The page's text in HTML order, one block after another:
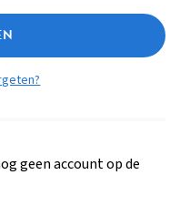
geen account op de